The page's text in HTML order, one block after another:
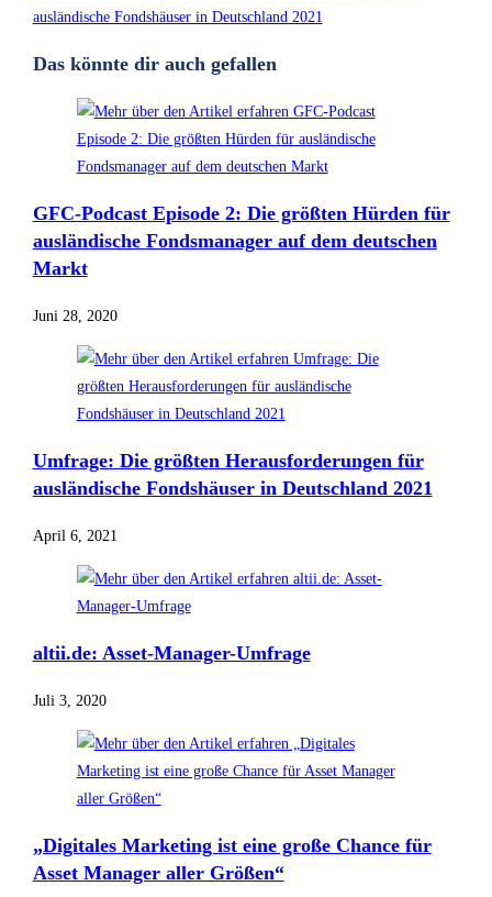
ausländische Fondshäuser in Deutschland 2021
Das könnte dir auch gefallen
GFC-Podcast Episode 2: Die größten Hürden für
ausländische Fondsmanager auf dem deutschen
Markt
Juni 28, 2020
Umfrage: Die größten Herausforderungen für
ausländische Fondshäuser in Deutschland 2021
April 6, 2021
altii.de: Asset-Manager-Umfrage
Juli 3, 2020
„Digitales Marketing ist eine große Chance für
Asset Manager aller Größen“